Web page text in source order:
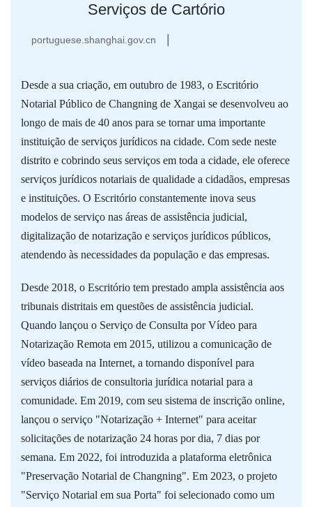
Serviços de Cartório
portuguese.shanghai.gov.cn
Desde a sua criação, em outubro de 1983, o Escritório
Notarial Público de Changning de Xangai se desenvolveu ao
longo de mais de 40 anos para se tornar uma importante
instituição de serviços jurídicos na cidade. Com sede neste
distrito e cobrindo seus serviços em toda a cidade, ele oferece
serviços jurídicos notariais de qualidade a cidadãos, empresas
e instituições. O Escritório constantemente inova seus
modelos de serviço nas áreas de assistência judicial,
digitalização de notarização e serviços jurídicos públicos,
atendendo às necessidades da população e das empresas.
Desde 2018, o Escritório tem prestado ampla assistência aos
tribunais distritais em questões de assistência judicial.
Quando lançou o Serviço de Consulta por Vídeo para
Notarização Remota em 2015, utilizou a comunicação de
vídeo baseada na Internet, a tornando disponível para
serviços diários de consultoria jurídica notarial para a
comunidade. Em 2019, com seu sistema de inscrição online,
lançou o serviço "Notarização + Internet" para aceitar
solicitações de notarização 24 horas por dia, 7 dias por
semana. Em 2022, foi introduzida a plataforma eletrônica
"Preservação Notarial de Changning". Em 2023, o projeto
"Serviço Notarial em sua Porta" foi selecionado como um